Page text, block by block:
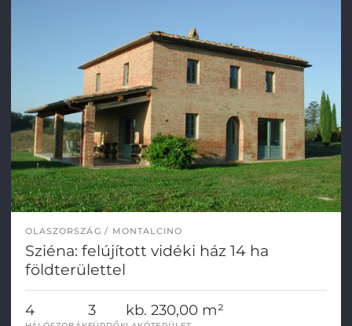
OLASZORSZÁG MONTALCINO
Sziéna: felújított vidéki ház 14 ha
földterülettel
4 3 kb. 230,00 m²